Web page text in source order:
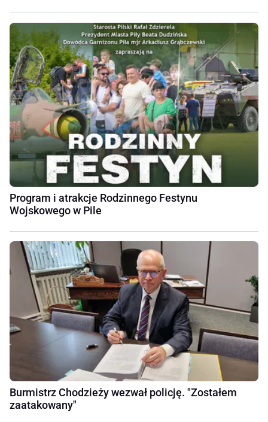
Program i atrakcje Rodzinnego Festynu
Wojskowego w Pile
Burmistrz Chodzieży wezwał policję. "Zostałem
zaatakowany"